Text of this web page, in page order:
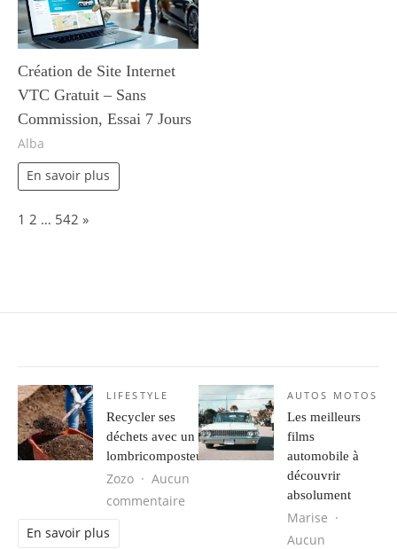
Création de Site Internet
VTC Gratuit – Sans
Commission, Essai 7 Jours
Alba
En savoir plus
Page:
1 2 … 542 Next
»
LIFESTYLE
Recycler ses
déchets avec un
lombricomposteur
Zozo
Aucun
commentaire sur Recycler ses déchets avec un
En savoir plus
AUTOS MOTOS
Les meilleurs
films
automobile à
découvrir
absolument
Marise
Aucun